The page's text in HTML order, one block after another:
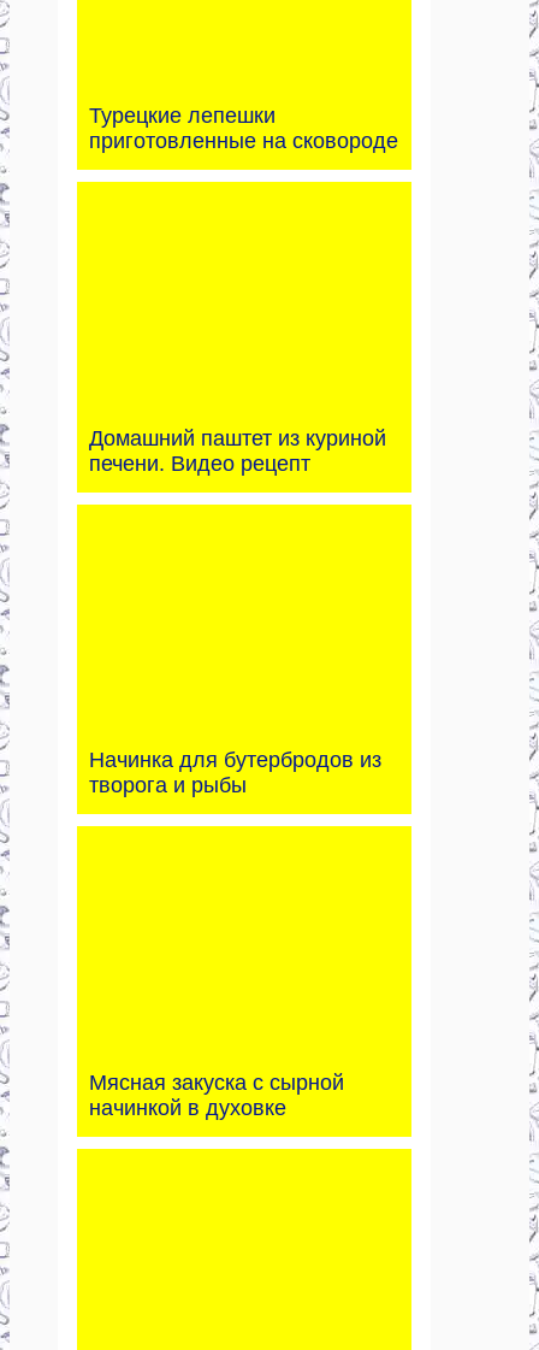
Турецкие лепешки
приготовленные на сковороде
Домашний паштет из куриной
печени. Видео рецепт
Начинка для бутербродов из
творога и рыбы
Мясная закуска с сырной
начинкой в духовке